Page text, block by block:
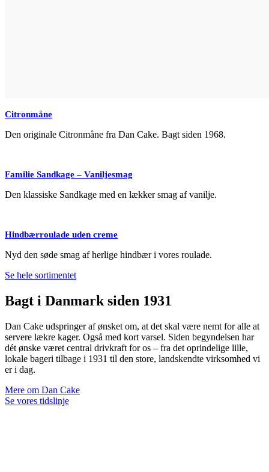
Citronmåne
Den originale Citronmåne fra Dan Cake. Bagt siden 1968.
Familie Sandkage – Vaniljesmag
Den klassiske Sandkage med en lækker smag af vanilje.
Hindbærroulade uden creme
Nyd den søde smag af herlige hindbær i vores roulade.
Se hele sortimentet
Bagt i Danmark siden 1931
Dan Cake udspringer af ønsket om, at det skal være nemt for alle at
servere lækre kager. Også med kort varsel. Siden begyndelsen har
dét ønske været central drivkraft for os – fra det oprindelige lille,
lokale bageri tilbage i 1931 til den store, landskendte virksomhed vi
er i dag.
Mere om Dan Cake
Se vores tidslinje